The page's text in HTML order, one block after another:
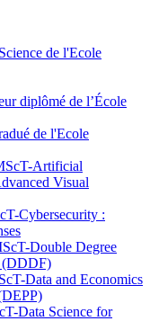
de l'Ecole
diplômé de l’École
de l'Ecole
Artificial
Visual
Cybersecurity :
Double Degree
(DDDF)
Data and Economics
Data Science for